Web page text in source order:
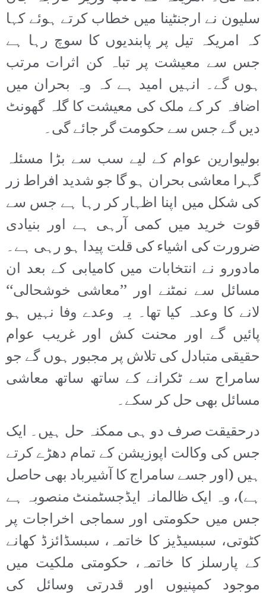
سلیون نے ارجنٹینا میں خطاب کرتے ہوئے کہا
کہ امریکہ تیل پر پابندیوں کا سوچ رہا ہے
جس سے معیشت پر تباہ کن اثرات مرتب
ہوں گے۔ انہیں امید ہے کہ وہ بحران میں
اضافہ کر کے ملک کی معیشت کا گلہ گھونٹ
دیں گے جس سے حکومت گر جائے گی۔
بولیوارین عوام کے لیے سب سے بڑا مسئلہ
گہرا معاشی بحران ہو گا جو شدید افراط زر
کی شکل میں اپنا اظہار کر رہا ہے جس سے
قوت خرید میں کمی آرہی ہے اور بنیادی
ضرورت کی اشیاء کی قلت پیدا ہو رہی ہے۔
مادورو نے انتخابات میں کامیابی کے بعد ان
مسائل سے نمٹنے اور ’’معاشی خوشحالی‘‘
لانے کا وعدہ کیا تھا۔ یہ وعدے وفا نہیں ہو
پائیں گے اور محنت کش اور غریب عوام
حقیقی متبادل کی تلاش پر مجبور ہوں گے جو
سامراج سے ٹکرانے کے ساتھ ساتھ معاشی
مسائل بھی حل کر سکے۔
درحقیقت صرف دو ہی ممکنہ حل ہیں۔ ایک
جس کی وکالت اپوزیشن کے تمام دھڑے کرتے
ہیں (اور جسے سامراج کا آشیرباد بھی حاصل
ہے)، وہ ایک ظالمانہ ایڈجسٹمنٹ منصوبہ ہے
جس میں حکومتی اور سماجی اخراجات پر
کٹوتی، سبسیڈیز کا خاتمہ، سبسڈائزڈ کھانے
کے پارسلز کا خاتمہ، حکومتی ملکیت میں
موجود کمپنیوں اور قدرتی وسائل کی